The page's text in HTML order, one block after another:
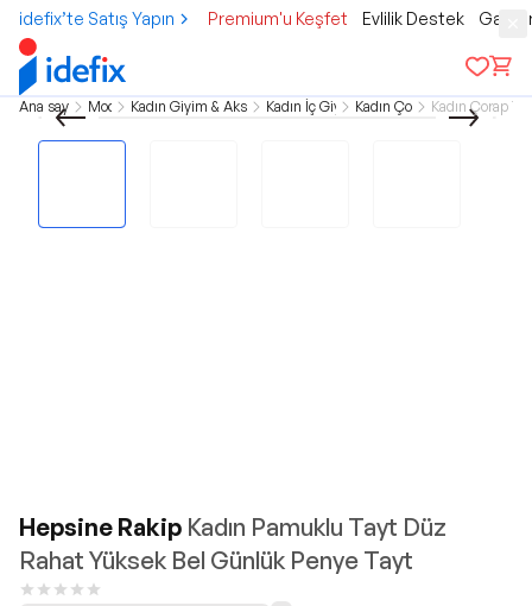
idefix’te Satış Yapın Premium'u Keşfet Evlilik Destek
Ana sayfa Moda Kadın Giyim & AksesuarKadın İç GiyimKadın Çorap Kadın Çorap
Hepsine Rakip Kadın Pamuklu Tayt Düz
Rahat Yüksek Bel Günlük Penye Tayt